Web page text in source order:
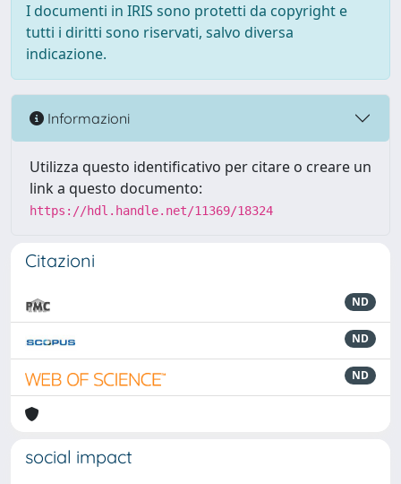
I documenti in IRIS sono protetti da copyright e
tutti i diritti sono riservati, salvo diversa
indicazione.
Informazioni
Utilizza questo identificativo per citare o creare un
link a questo documento:
https://hdl.handle.net/11369/18324
Citazioni
ND
ND
ND
social impact